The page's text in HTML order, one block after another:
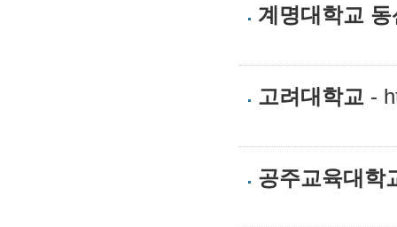
계명대학교
고려대학교 -
공주교육대학